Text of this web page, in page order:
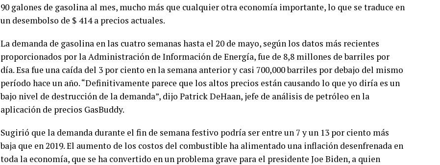
90 galones de gasolina al mes, mucho más que cualquier otra economía importante, lo que se traduce en
un desembolso de $ 414 a precios actuales.
La demanda de gasolina en las cuatro semanas hasta el 20 de mayo, según los datos más recientes
proporcionados por la Administración de Información de Energía, fue de 8,8 millones de barriles por
día. Esa fue una caída del 3 por ciento en la semana anterior y casi 700,000 barriles por debajo del mismo
período hace un año. “Definitivamente parece que los altos precios están causando lo que yo diría es un
bajo nivel de destrucción de la demanda”, dijo Patrick DeHaan, jefe de análisis de petróleo en la
aplicación de precios GasBuddy.
Sugirió que la demanda durante el fin de semana festivo podría ser entre un 7 y un 13 por ciento más
baja que en 2019. El aumento de los costos del combustible ha alimentado una inflación desenfrenada en
toda la economía, que se ha convertido en un problema grave para el presidente Joe Biden, a quien